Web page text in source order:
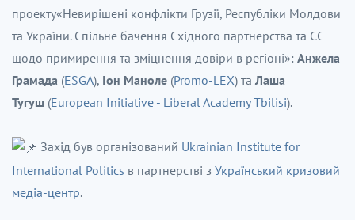
проекту«Невирішені конфлікти Грузії, Республіки Молдови
та України. Спільне бачення Східного партнерства та ЄС
щодо примирення та зміцнення довіри в регіоні»: Анжела
Грамада (ESGA), Іон Маноле (Promo-LEX) та Лаша
Тугуш (European Initiative - Liberal Academy Tbilisi).
Захід був організований Ukrainian Institute for
International Politics в партнерстві з Український кризовий
медіа-центр.